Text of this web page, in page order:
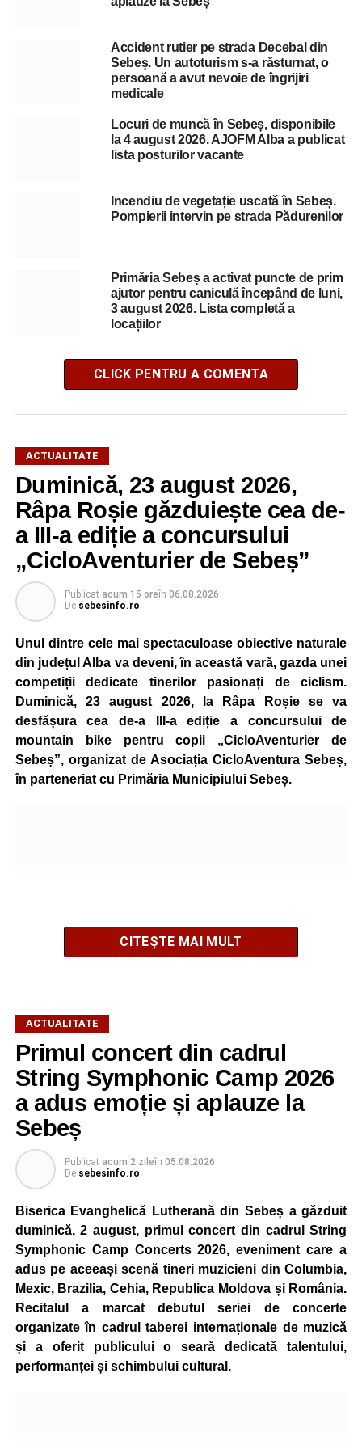
Accident rutier pe strada Decebal din
Sebeș. Un autoturism s-a răsturnat, o
persoană a avut nevoie de îngrijiri
medicale
Locuri de muncă în Sebeș, disponibile
la 4 august 2026. AJOFM Alba a publicat
lista posturilor vacante
Incendiu de vegetație uscată în Sebeș.
Pompierii intervin pe strada Pădurenilor
Primăria Sebeș a activat puncte de prim
ajutor pentru caniculă începând de luni,
3 august 2026. Lista completă a
locațiilor
CLICK PENTRU A COMENTA
ACTUALITATE
Duminică, 23 august 2026,
Râpa Roșie găzduiește cea de-
a III-a ediție a concursului
„CicloAventurier de Sebeș”
Publicat acum 15 oreîn 06.08.2026
De sebesinfo.ro
Unul dintre cele mai spectaculoase obiective naturale
din județul Alba va deveni, în această vară, gazda unei
competiții dedicate tinerilor pasionați de ciclism.
Duminică, 23 august 2026, la Râpa Roșie se va
desfășura cea de-a III-a ediție a concursului de
mountain bike pentru copii „CicloAventurier de
Sebeș”, organizat de Asociația CicloAventura Sebeș,
în parteneriat cu Primăria Municipiului Sebeș.
După două ediții organizate în Parcul Arini, competiția se
mută într-un nou decor, oferind participanților ocazia de a
concura într-un cadru natural deosebit. Evenimentul este
destinat copiilor și adolescenților cu vârste cuprinse între
5 și 18 ani, iar participarea este gratuită.
Organizatorii au pregătit trasee adaptate fiecărei categorii
de vârstă, astfel încât competiția să fie accesibilă atât
celor aflați la început de drum, cât și celor cu experiență în
mountain bike. La finalul întrecerii, cei mai bine clasați
concurenți vor fi recompensați cu premii în bani și premii
oferite de partenerii evenimentului.
Înaintea zilei de concurs, participanții își vor putea ridica
vor putea înscrie direct la competiție în cadrul Punctului
Oficial de Înscrieri și Informații (Race Office), care va
funcționa după următorul program:
CITEȘTE MAI MULT
ACTUALITATE
Primul concert din cadrul
String Symphonic Camp 2026
a adus emoție și aplauze la
Sebeș
Publicat acum 2 zileîn 05.08.2026
De sebesinfo.ro
Biserica Evanghelică Lutherană din Sebeș a găzduit
duminică, 2 august, primul concert din cadrul String
Symphonic Camp Concerts 2026, eveniment care a
adus pe aceeași scenă tineri muzicieni din Columbia,
Mexic, Brazilia, Cehia, Republica Moldova și România.
Recitalul a marcat debutul seriei de concerte
organizate în cadrul taberei internaționale de muzică
și a oferit publicului o seară dedicată talentului,
performanței și schimbului cultural.